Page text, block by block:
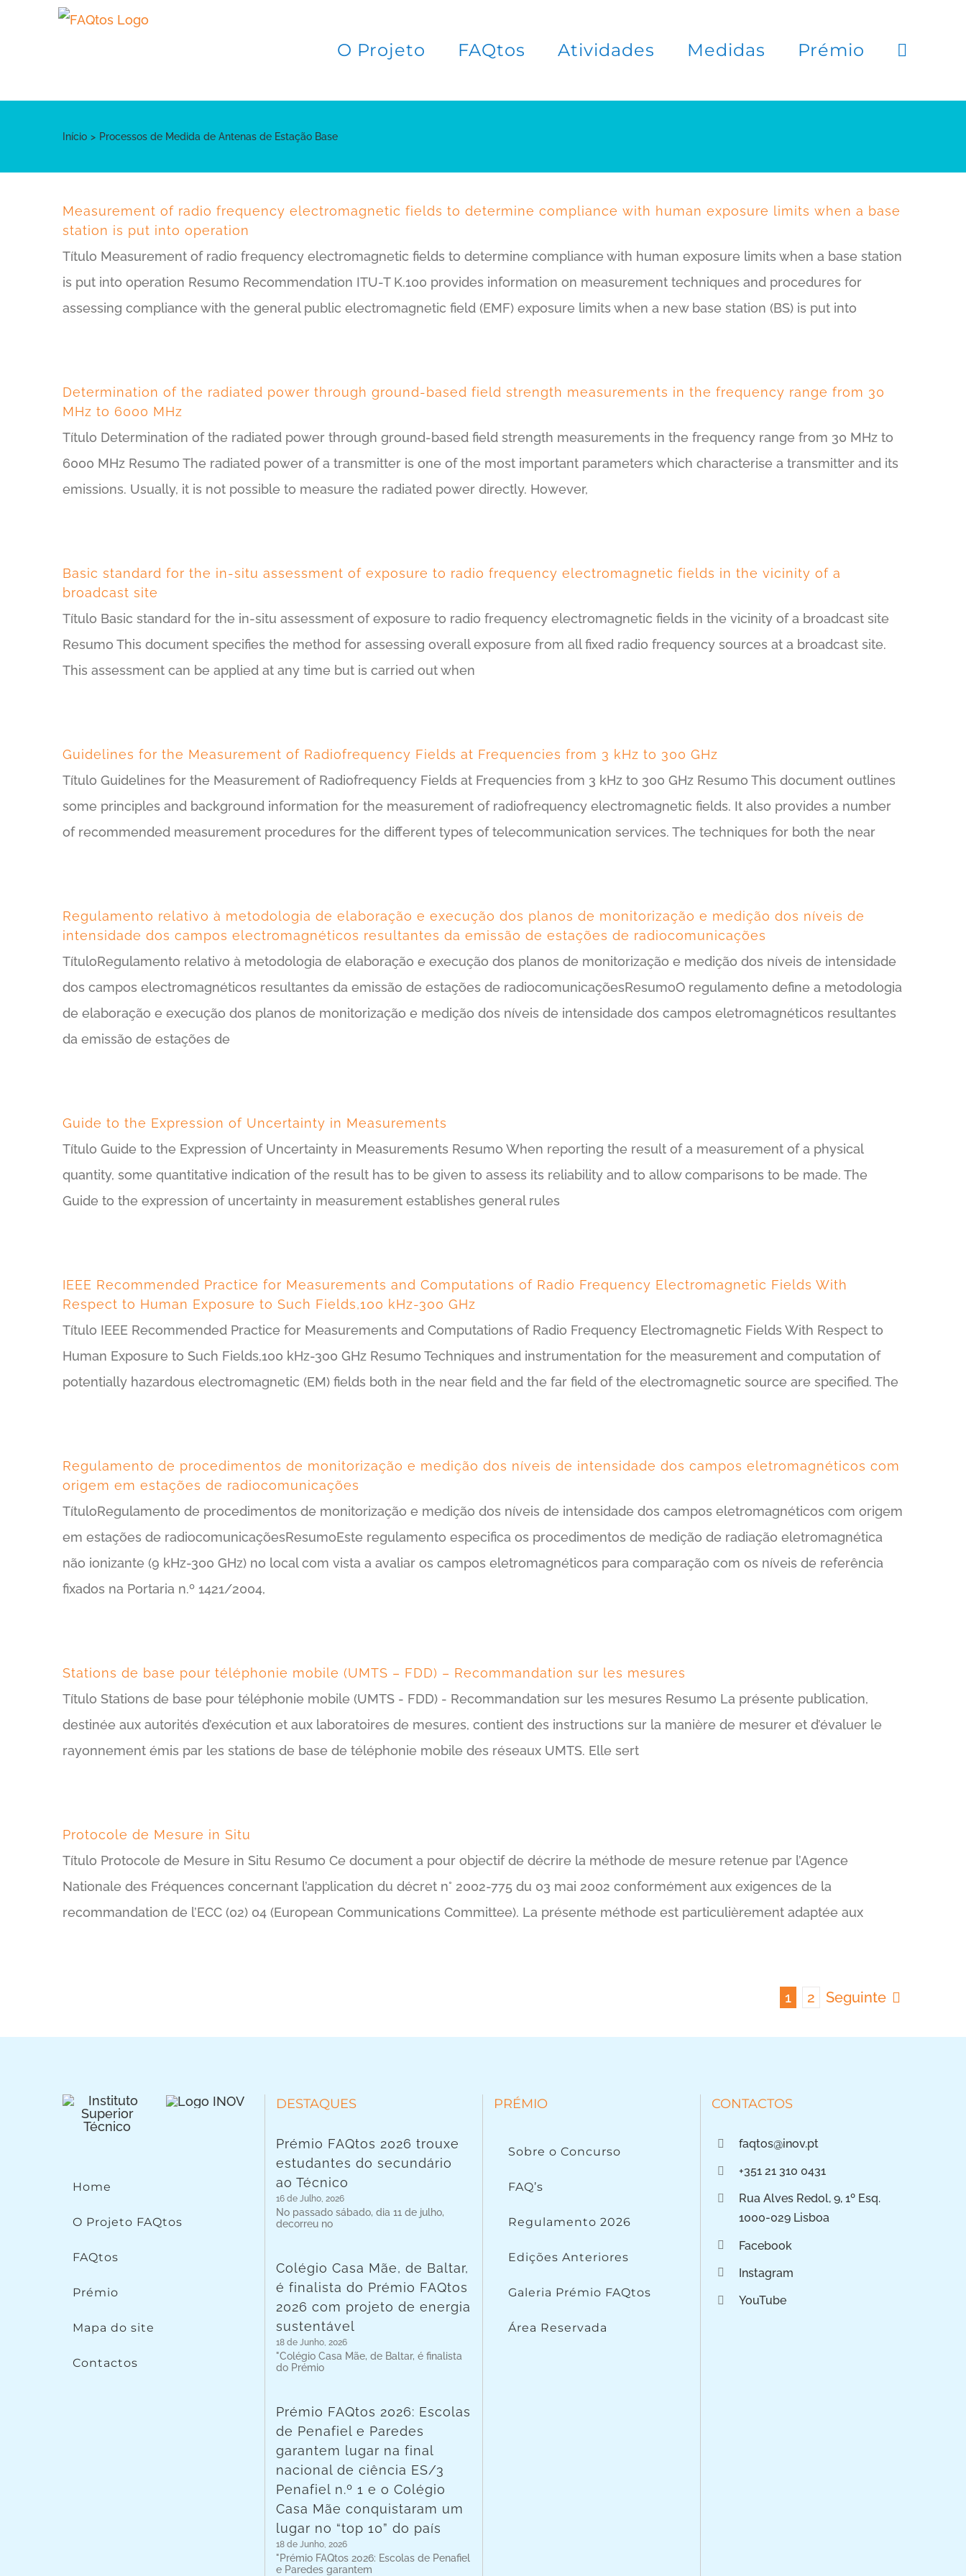
O Projeto FAQtos Atividades Medidas Prémio
Início Processos de Medida de Antenas de Estação Base
Measurement of radio frequency electromagnetic fields to determine compliance with human exposure limits when a base
station is put into operation
Título Measurement of radio frequency electromagnetic fields to determine compliance with human exposure limits when a base station
is put into operation Resumo Recommendation ITU-T K.100 provides information on measurement techniques and procedures for
assessing compliance with the general public electromagnetic field (EMF) exposure limits when a new base station (BS) is put into
Determination of the radiated power through ground-based field strength measurements in the frequency range from 30
MHz to 6000 MHz
Título Determination of the radiated power through ground-based field strength measurements in the frequency range from 30 MHz to
6000 MHz Resumo The radiated power of a transmitter is one of the most important parameters which characterise a transmitter and its
emissions. Usually, it is not possible to measure the radiated power directly. However,
Basic standard for the in-situ assessment of exposure to radio frequency electromagnetic fields in the vicinity of a
broadcast site
Título Basic standard for the in-situ assessment of exposure to radio frequency electromagnetic fields in the vicinity of a broadcast site
Resumo This document specifies the method for assessing overall exposure from all fixed radio frequency sources at a broadcast site.
This assessment can be applied at any time but is carried out when
Guidelines for the Measurement of Radiofrequency Fields at Frequencies from 3 kHz to 300 GHz
Título Guidelines for the Measurement of Radiofrequency Fields at Frequencies from 3 kHz to 300 GHz Resumo This document outlines
some principles and background information for the measurement of radiofrequency electromagnetic fields. It also provides a number
of recommended measurement procedures for the different types of telecommunication services. The techniques for both the near
Regulamento relativo à metodologia de elaboração e execução dos planos de monitorização e medição dos níveis de
intensidade dos campos electromagnéticos resultantes da emissão de estações de radiocomunicações
TítuloRegulamento relativo à metodologia de elaboração e execução dos planos de monitorização e medição dos níveis de intensidade
dos campos electromagnéticos resultantes da emissão de estações de radiocomunicaçõesResumoO regulamento define a metodologia
de elaboração e execução dos planos de monitorização e medição dos níveis de intensidade dos campos eletromagnéticos resultantes
da emissão de estações de
Guide to the Expression of Uncertainty in Measurements
Título Guide to the Expression of Uncertainty in Measurements Resumo When reporting the result of a measurement of a physical
quantity, some quantitative indication of the result has to be given to assess its reliability and to allow comparisons to be made. The
Guide to the expression of uncertainty in measurement establishes general rules
IEEE Recommended Practice for Measurements and Computations of Radio Frequency Electromagnetic Fields With
Respect to Human Exposure to Such Fields,100 kHz-300 GHz
Título IEEE Recommended Practice for Measurements and Computations of Radio Frequency Electromagnetic Fields With Respect to
Human Exposure to Such Fields,100 kHz-300 GHz Resumo Techniques and instrumentation for the measurement and computation of
potentially hazardous electromagnetic (EM) fields both in the near field and the far field of the electromagnetic source are specified. The
Regulamento de procedimentos de monitorização e medição dos níveis de intensidade dos campos eletromagnéticos com
origem em estações de radiocomunicações
TítuloRegulamento de procedimentos de monitorização e medição dos níveis de intensidade dos campos eletromagnéticos com origem
em estações de radiocomunicaçõesResumoEste regulamento especifica os procedimentos de medição de radiação eletromagnética
não ionizante (9 kHz-300 GHz) no local com vista a avaliar os campos eletromagnéticos para comparação com os níveis de referência
fixados na Portaria n.º 1421/2004,
Stations de base pour téléphonie mobile (UMTS – FDD) – Recommandation sur les mesures
Título Stations de base pour téléphonie mobile (UMTS - FDD) - Recommandation sur les mesures Resumo La présente publication,
destinée aux autorités d’exécution et aux laboratoires de mesures, contient des instructions sur la manière de mesurer et d’évaluer le
rayonnement émis par les stations de base de téléphonie mobile des réseaux UMTS. Elle sert
Protocole de Mesure in Situ
Título Protocole de Mesure in Situ Resumo Ce document a pour objectif de décrire la méthode de mesure retenue par l’Agence
Nationale des Fréquences concernant l’application du décret n° 2002-775 du 03 mai 2002 conformément aux exigences de la
recommandation de l’ECC (02) 04 (European Communications Committee). La présente méthode est particulièrement adaptée aux
1 2 Seguinte
Home
O Projeto FAQtos
FAQtos
Prémio
Mapa do site
Contactos
DESTAQUES
Prémio FAQtos 2026 trouxe
estudantes do secundário
ao Técnico
16 de Julho, 2026
No passado sábado, dia 11 de julho,
decorreu no
Colégio Casa Mãe, de Baltar,
é finalista do Prémio FAQtos
2026 com projeto de energia
sustentável
18 de Junho, 2026
"Colégio Casa Mãe, de Baltar, é finalista
do Prémio
Prémio FAQtos 2026: Escolas
de Penafiel e Paredes
garantem lugar na final
nacional de ciência ES/3
Penafiel n.º 1 e o Colégio
Casa Mãe conquistaram um
lugar no “top 10” do país
18 de Junho, 2026
"Prémio FAQtos 2026: Escolas de Penafiel
e Paredes garantem
PRÉMIO
Sobre o Concurso
FAQ’s
Regulamento 2026
Edições Anteriores
Galeria Prémio FAQtos
Área Reservada
CONTACTOS
faqtos@inov.pt
+351 21 310 0431
Rua Alves Redol, 9, 1º Esq.
1000-029 Lisboa
Facebook
Instagram
YouTube